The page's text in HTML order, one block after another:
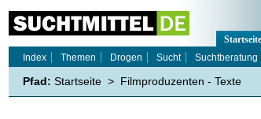
Startseite
Index
Themen Drogen Sucht Suchtberatung
Pfad: Startseite > Filmproduzenten - Texte